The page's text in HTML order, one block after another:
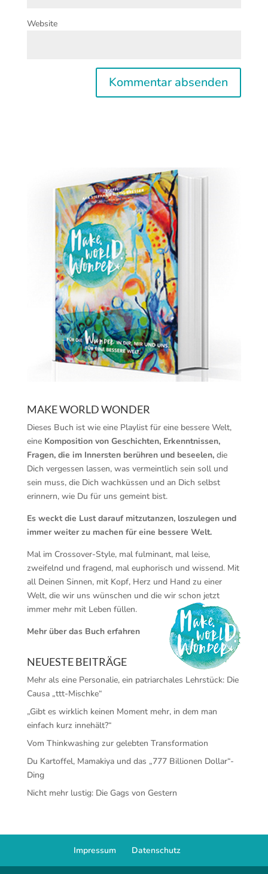
Website
MAKE WORLD WONDER
Dieses Buch ist wie eine Playlist für eine bessere Welt,
eine Komposition von Geschichten, Erkenntnissen,
Fragen, die im Innersten berühren und beseelen,die
Dich vergessen lassen, was vermeintlich sein soll und
sein muss, die Dich wachküssen und an Dich selbst
erinnern, wie Du für uns gemeint bist.
Es weckt die Lust darauf mitzutanzen, loszulegen und
immer weiter zu machen für eine bessere Welt.
Mal im Crossover-Style, mal fulminant, mal leise,
zweifelnd und fragend, mal euphorisch und wissend. Mit
all Deinen Sinnen, mit Kopf, Herz und Hand zu einer
Welt, die wir uns wünschen und die wir schon jetzt
immer mehr mit Leben füllen.
Mehr über das Buch erfahren
NEUESTE BEITRÄGE
Mehr als eine Personalie, ein patriarchales Lehrstück: Die
Causa „ttt-Mischke“
„Gibt es wirklich keinen Moment mehr, in dem man
einfach kurz innehält?“
Vom Thinkwashing zur gelebten Transformation
Du Kartoffel, Mamakiya und das „777 Billionen Dollar“-
Ding
Nicht mehr lustig: Die Gags von Gestern
Impressum Datenschutz